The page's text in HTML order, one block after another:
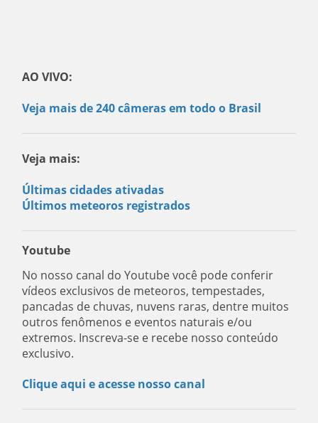
AO VIVO:
Veja mais de 240 câmeras em todo o Brasil
Veja mais:
Últimas cidades ativadas
Últimos meteoros registrados
Youtube
No nosso canal do Youtube você pode conferir
vídeos exclusivos de meteoros, tempestades,
pancadas de chuvas, nuvens raras, dentre muitos
outros fenômenos e eventos naturais e/ou
extremos. Inscreva-se e recebe nosso conteúdo
exclusivo.
Clique aqui e acesse nosso canal